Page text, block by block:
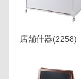
店舗什器(2258)